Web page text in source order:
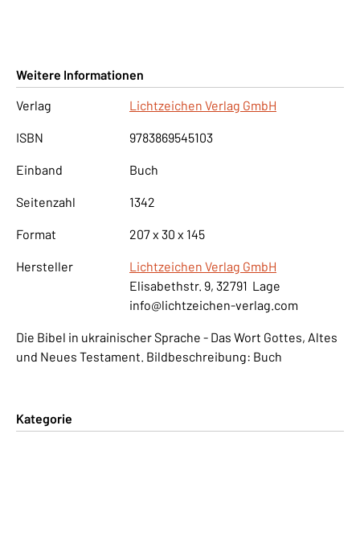
Weitere Informationen
Verlag
Lichtzeichen Verlag GmbH
ISBN 9783869545103
Einband Buch
Seitenzahl 1342
Format 207 x 30 x 145
Hersteller
Lichtzeichen Verlag GmbH
Elisabethstr. 9, 32791 Lage
info@lichtzeichen-verlag.com
Die Bibel in ukrainischer Sprache - Das Wort Gottes, Altes
und Neues Testament. Bildbeschreibung: Buch
Kategorie